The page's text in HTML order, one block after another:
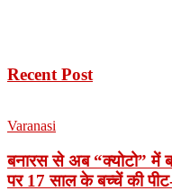
Recent Post
Varanasi
बनारस से अब “क्योटो” में
पर 17 साल के बच्चें की